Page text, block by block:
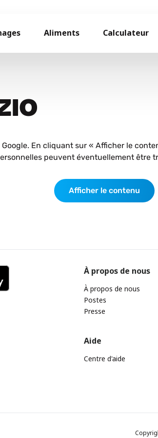
Aliments Calculateur
En cliquant sur « Afficher le
peuvent éventuellement être
Afficher le contenu
À propos de nous
À propos de nous
Postes
Presse
Aide
Centre d'aide